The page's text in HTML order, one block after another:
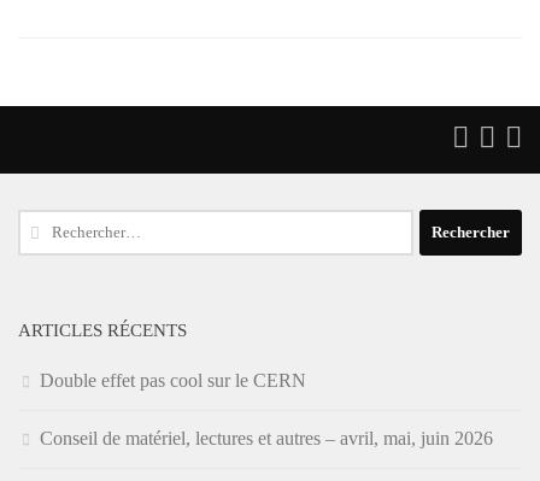
Rechercher :
ARTICLES RÉCENTS
Double effet pas cool sur le CERN
Conseil de matériel, lectures et autres – avril, mai, juin 2026